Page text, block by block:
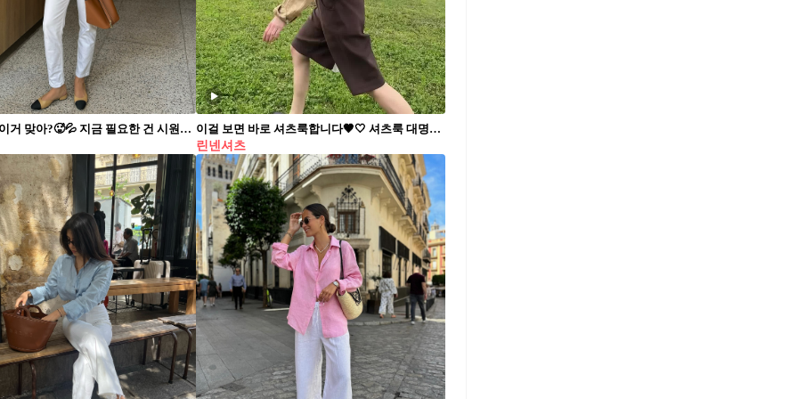
요즘 더위 이거 맞아?🥵💦 지금 필요한 건 시원한 린넨 아이템🥼아이템 별 스타일링 체크✔️ 1. 린넨 셔츠 무더운 여름, 시원하고 시크한 스타일링을 원한다면 린넨 셔츠를 선택해 보세요. 슬랙스나 데님에 핏한 셔츠를 넣어 입어 출근 룩을 완성할 수도 있고요. 여유로운 셔츠에 밴딩 팬츠를 매치하여 편한 주말 스타일링도 연출할 수 있죠. 2. 린넨 팬츠 후끈한 날씨에 데님은 이제 그만. 바지도 이제 시원한 린넨 소재의 아이템을 선택해 보는 건 어떨까요? 데님을 대신하여 가볍게, 트레이닝 팬츠를 대신하여 편하게 연출할 수 있어 여름 데일리 팬츠로 제격인 아이템입니다. 3. 린넨 블라우스 중요한 약속이 있거나 데이트 룩으로 특별한 아이템을 찾는다면 린넨 블라우스로 분위기를 내어 보세요. 롱스커트와 함께 우아한 룩을 완성하거나 데님과 매치하여 꾸안꾸 스타일링을 연출할 수도 있습니다. 4. 린넨 롱 원피스 단벌로 쉽게 스타일링을 완성할 수 있는 롱 원피스 아이템도 있습니다. 무드 있는 스타일링은 물론이거니와 가장 편한 코디를 즐길 수 있는 롱 원피스. 시간이 부족한 여름날 아침에 강력 추천하는 아이템입니다.
이걸 보면 바로 셔츠룩합니다🤎🤍 셔츠룩 대명사 아리하라 미유키👔🧐쿨한 클래식 셔츠 선택 2가지 1. 폴로 랄프 로렌 클래식핏 린넨 셔츠 린넨 고유의 청량한 질감을 살린 폴로 랄프 로렌 셔츠는 여유로운 핏과 결을 따라 흐르는 자연스러운 광택이 인상적입니다. 미유키는 이를 헐렁하게 걸쳐, 도시 속에서도 리조트 같은 여름을 연출했습니다. 2. TTTMSW 버튼 다운 셔츠 구조적인 무드의 TTTMSW 버튼 다운 셔츠는 남녀 모두에게 어울리는 실루엣으로 도회적인 감각을 전합니다. 미유키는 브라운 팬츠와 매치해 무심한 듯 단정한 여름의 쿨한 리듬을 완성했습니다.
린넨셔츠